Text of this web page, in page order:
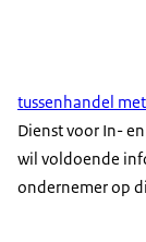
tussenhandel
Dienst voor In-
wil voldoende
ondernemer op